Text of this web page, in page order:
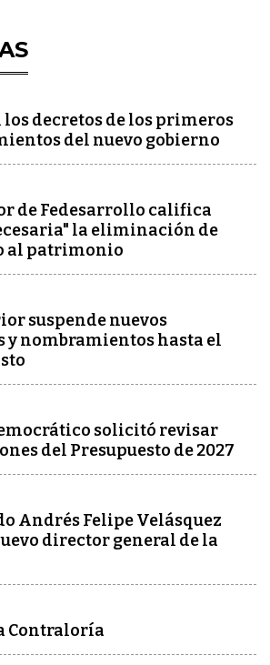
los decretos de los primeros
del nuevo gobierno
de Fedesarrollo califica
la eliminación de
al patrimonio
suspende nuevos
y nombramientos hasta el
solicitó revisar
del Presupuesto de 2027
Andrés Felipe Velásquez
director general de la
Contraloría